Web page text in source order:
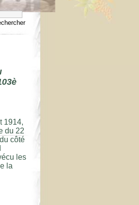
1914,
du 22
côté
les
la